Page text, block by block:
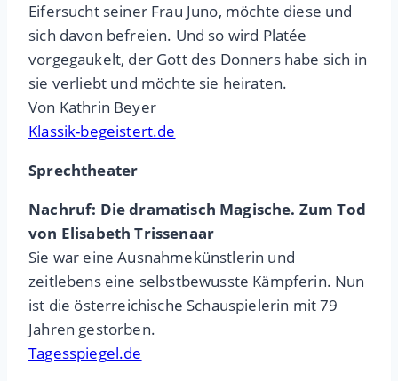
Eifersucht seiner Frau Juno, möchte diese und
sich davon befreien. Und so wird Platée
vorgegaukelt, der Gott des Donners habe sich in
sie verliebt und möchte sie heiraten.
Von Kathrin Beyer
Klassik-begeistert.de
Sprechtheater
Nachruf: Die dramatisch Magische. Zum Tod
von Elisabeth Trissenaar
Sie war eine Ausnahmekünstlerin und
zeitlebens eine selbstbewusste Kämpferin. Nun
ist die österreichische Schauspielerin mit 79
Jahren gestorben.
Tagesspiegel.de